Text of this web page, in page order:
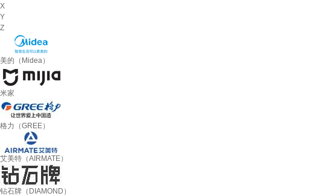
X
Y
Z
美的（Midea）
米家
格力（GREE）
艾美特（AIRMATE）
钻石牌（DIAMOND）